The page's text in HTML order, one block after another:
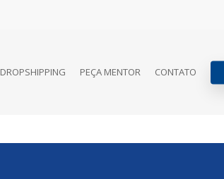
DROPSHIPPING PEÇA MENTOR CONTATO